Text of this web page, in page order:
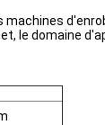
le domaine